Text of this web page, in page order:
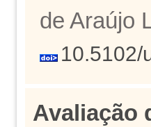
de Araújo
10.5102/
Avaliação